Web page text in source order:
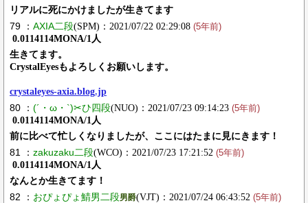
リアルに死にかけましたが生きてます
79 ： AXIA二段(SPM)：2021/07/22 02:29:08 (5年前)
0.0114114MONA/1人
生きてます。
CrystalEyesもよろしくお願いします。
crystaleyes-axia.blog.jp
80 ： (´・ω・`)✂ひ四段(NUO)：2021/07/23 09:14:23 (5年前)
0.0114114MONA/1人
前に比べて忙しくなりましたが、ここにはたまに見にきます！
81 ： zakuzaku二段(WCO)：2021/07/23 17:21:52 (5年前)
0.0114114MONA/1人
なんとか生きてます！
82 ： おぴょぴょ鯖男二段男爵(VJT)：2021/07/24 06:43:52 (5年前)